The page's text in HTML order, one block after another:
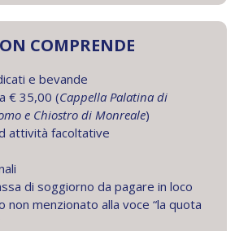
COMPRENDE
e bevande
€ 35,00 (Cappella Palatina di
e Chiostro di Monreale)
attività facoltative
di soggiorno da pagare in loco
non menzionato alla voce “la quota